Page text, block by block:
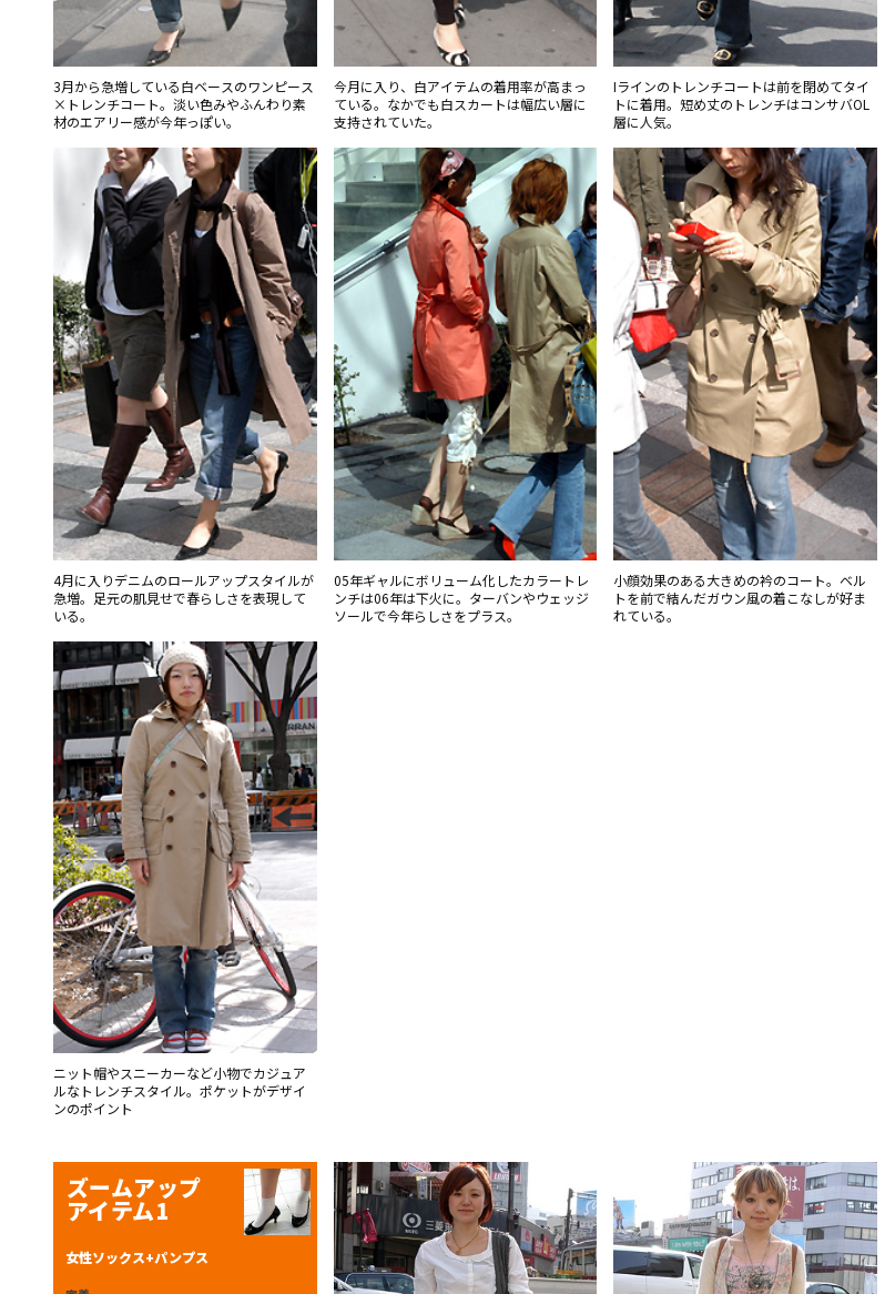
3月から急増している白ベースのワンピース
×トレンチコート。淡い色みやふんわり素
材のエアリー感が今年っぽい。
今月に入り、白アイテムの着用率が高まっ
ている。なかでも白スカートは幅広い層に
支持されていた。
Iラインのトレンチコートは前を閉めてタイ
トに着用。短め丈のトレンチはコンサバOL
層に人気。
4月に入りデニムのロールアップスタイルが
急増。足元の肌見せで春らしさを表現して
いる。
05年ギャルにボリューム化したカラートレ
ンチは06年は下火に。ターバンやウェッジ
ソールで今年らしさをプラス。
小顔効果のある大きめの衿のコート。ベル
トを前で結んだガウン風の着こなしが好ま
れている。
ニット帽やスニーカーなど小物でカジュア
ルなトレンチスタイル。ポケットがデザイ
ンのポイント
ズームアップ
アイテム1
女性ソックス+パンプス